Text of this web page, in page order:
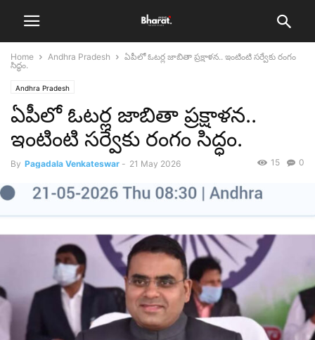
Home Andhra Pradesh
ఏపీలో ఓటర్ల జాబితా ప్రక్షాళన.. ఇంటింటి సర్వేకు రంగం
సిద్ధం.
Andhra Pradesh
ఏపీలో ఓటర్ల జాబితా ప్రక్షాళన..
ఇంటింటి సర్వేకు రంగం సిద్ధం.
By Pagadala Venkateswar - 21 May 2026 0
15